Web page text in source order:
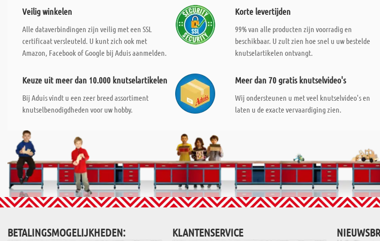
Veilig winkelen
Alle dataverbindingen zijn veilig met een SSL
certificaat versleuteld. U kunt zich ook met
Amazon, Facebook of Google bij Aduis aanmelden.
Korte levertijden
99% van alle producten zijn voorradig en
beschikbaar. U zult zien hoe snel u uw bestelde
knutselartikelen ontvangt.
Keuze uit meer dan 10.000 knutselartikelen
Bij Aduis vindt u een zeer breed assortiment
knutselbenodigdheden voor uw hobby.
Meer dan 70 gratis knutselvideo's
Wij ondersteunen u met veel knutselvideo's en
laten u de exacte vervaardiging zien.
BETALINGSMOGELIJKHEDEN: KLANTENSERVICE